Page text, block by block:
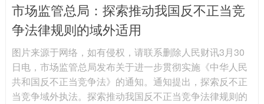
市场监管总局：探索推动我国反不正当竞
争法律规则的域外适用
图片来源于网络，如有侵权，请联系删除人民财讯3月30
日电，市场监管总局发布关于进一步贯彻实施《中华人民
共和国反不正当竞争法》的通知。通知提出，探索反不正
当竞争域外执法。探索推动我国反不正当竞争法律规则的